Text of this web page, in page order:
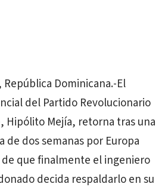
República Dominicana.-El
del Partido Revolucionario
Hipólito Mejía, retorna tras una
de dos semanas por Europa
que finalmente el ingeniero
decida respaldarlo en su